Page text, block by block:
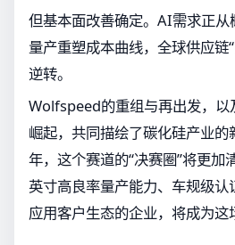
但基本面改善确定。AI需求正
量产重塑成本曲线，全球供应链
逆转。
Wolfspeed的重组与再出发，以
崛起，共同描绘了碳化硅产业
年，这个赛道的“决赛圈”将更加
英寸高良率量产能力、车规级
应用客户生态的企业，将成为这